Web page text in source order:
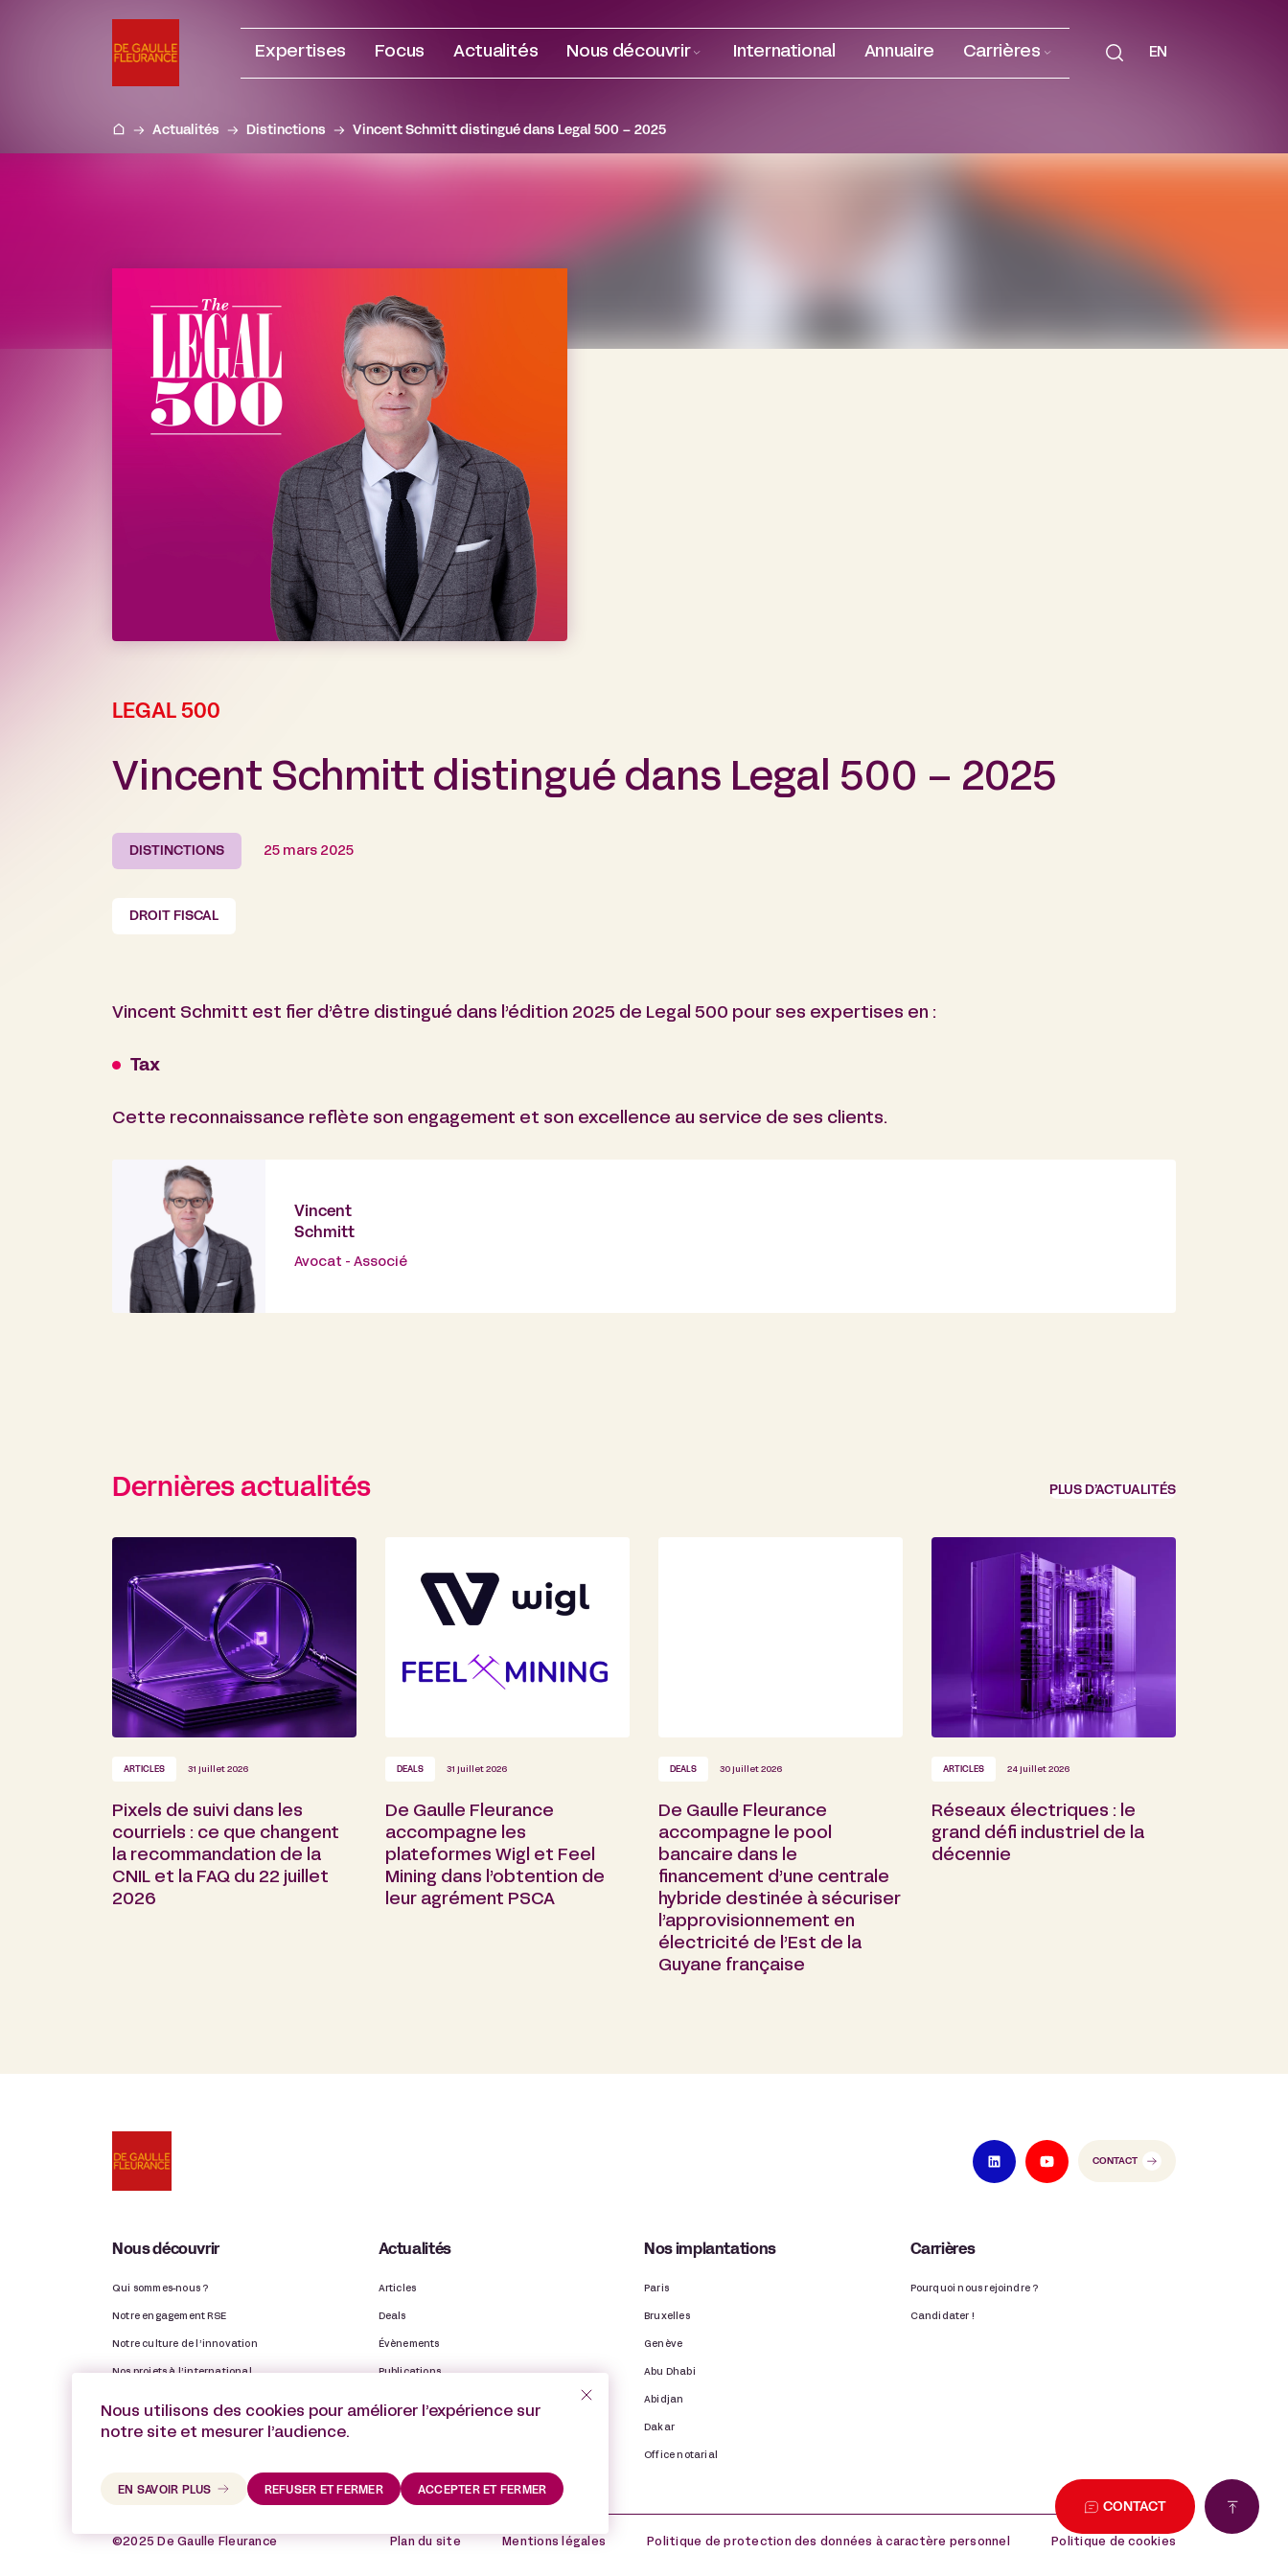
Expertises Focus Actualités Nous découvrir International Annuaire Carrières EN
Actualités Distinctions Vincent Schmitt distingué dans Legal 500 – 2025
LEGAL 500
Vincent Schmitt distingué dans Legal 500 – 2025
DISTINCTIONS 25 mars 2025
DROIT FISCAL
Vincent Schmitt est fier d’être distingué dans l’édition 2025 de Legal 500 pour ses expertises en :
Tax
Cette reconnaissance reflète son engagement et son excellence au service de ses clients.
Vincent
Schmitt
Avocat - Associé
Dernières actualités PLUS D’ACTUALITÉS
ARTICLES 31 juillet 2026
Pixels de suivi dans les
courriels : ce que changent
la recommandation de la
CNIL et la FAQ du 22 juillet
2026
DEALS 31 juillet 2026
De Gaulle Fleurance
accompagne les
plateformes Wigl et Feel
Mining dans l’obtention de
leur agrément PSCA
DEALS 30 juillet 2026
De Gaulle Fleurance
accompagne le pool
bancaire dans le
financement d’une centrale
hybride destinée à sécuriser
l’approvisionnement en
électricité de l’Est de la
Guyane française
ARTICLES 24 juillet 2026
Réseaux électriques : le
grand défi industriel de la
décennie
CONTACT
Nous découvrir
Qui sommes-nous ?
Notre engagement RSE
Notre culture de l’innovation
Nos projets à l’international
Notre rapport d’activité
Actualités
Articles
Deals
Évènements
Publications
Nos implantations
Paris
Bruxelles
Genève
Abu Dhabi
Abidjan
Dakar
Office notarial
Carrières
Pourquoi nous rejoindre ?
Candidater !
©2025 De Gaulle Fleurance Plan du site Mentions légales Politique de protection des données à caractère personnel Politique de cookies
CONTACT
Nous utilisons des cookies pour améliorer l’expérience sur
notre site et mesurer l’audience.
ACCEPTER ET FERMER
REFUSER ET FERMER
EN SAVOIR PLUS